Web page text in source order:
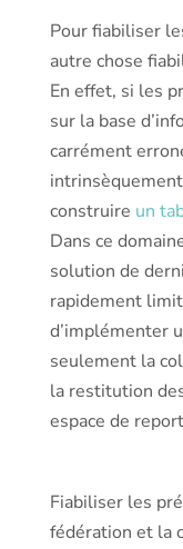
Pour fiabiliser
autre chose
En effet, si les
sur la base
carrément
construire un
Dans ce
solution de
rapidement
d’implémenter
seulement la
la restitution
espace de
Fiabiliser les
fédération et la